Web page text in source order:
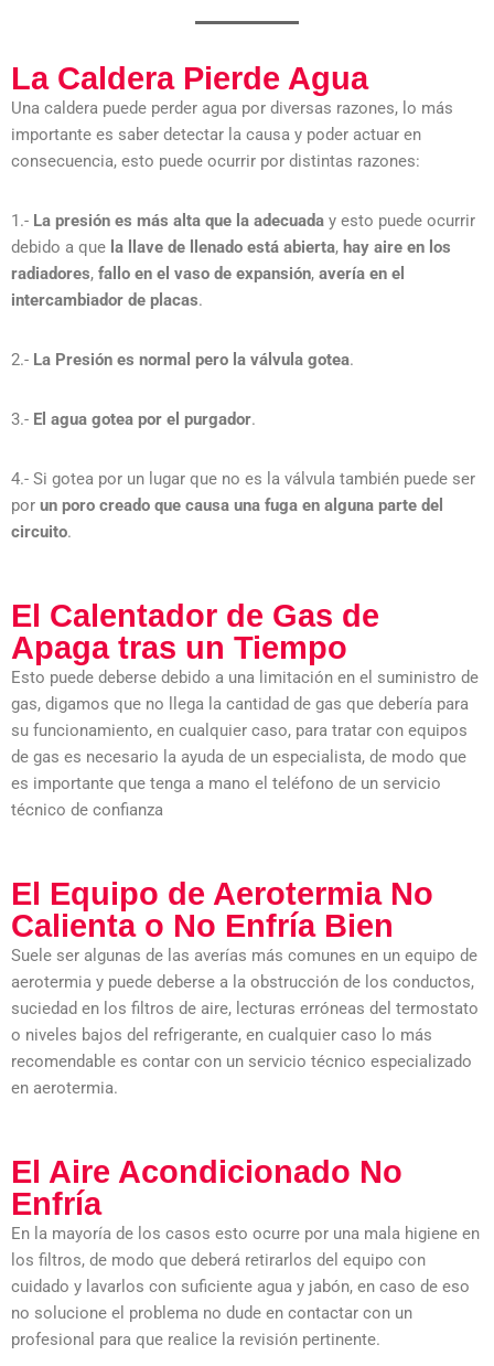
La Caldera Pierde Agua
Una caldera puede perder agua por diversas razones, lo más
importante es saber detectar la causa y poder actuar en
consecuencia, esto puede ocurrir por distintas razones:
1.- La presión es más alta que la adecuada y esto puede ocurrir
debido a que la llave de llenado está abierta, hay aire en los
radiadores, fallo en el vaso de expansión, avería en el
intercambiador de placas.
2.- La Presión es normal pero la válvula gotea.
3.- El agua gotea por el purgador.
4.- Si gotea por un lugar que no es la válvula también puede ser
por un poro creado que causa una fuga en alguna parte del
circuito.
El Calentador de Gas de
Apaga tras un Tiempo
Esto puede deberse debido a una limitación en el suministro de
gas, digamos que no llega la cantidad de gas que debería para
su funcionamiento, en cualquier caso, para tratar con equipos
de gas es necesario la ayuda de un especialista, de modo que
es importante que tenga a mano el teléfono de un servicio
técnico de confianza
El Equipo de Aerotermia No
Calienta o No Enfría Bien
Suele ser algunas de las averías más comunes en un equipo de
aerotermia y puede deberse a la obstrucción de los conductos,
suciedad en los filtros de aire, lecturas erróneas del termostato
o niveles bajos del refrigerante, en cualquier caso lo más
recomendable es contar con un servicio técnico especializado
en aerotermia.
El Aire Acondicionado No
Enfría
En la mayoría de los casos esto ocurre por una mala higiene en
los filtros, de modo que deberá retirarlos del equipo con
cuidado y lavarlos con suficiente agua y jabón, en caso de eso
no solucione el problema no dude en contactar con un
profesional para que realice la revisión pertinente.